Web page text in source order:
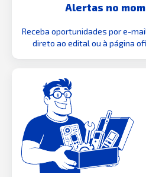
Alertas no
Receba oportunidades por e-
direto ao edital ou à página